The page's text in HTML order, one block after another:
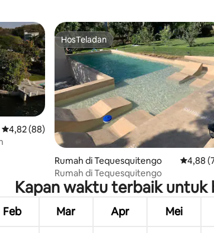
Nilai rata-rata 4,82 dari 5, 88 ulasan
4,82 (88)
HosTeladan
HosTeladan
Rumah di Tequesquitengo Nilai
4,88
Rumah di Tequesquitengo
Kapan waktu terbaik
Feb Mar Apr Mei